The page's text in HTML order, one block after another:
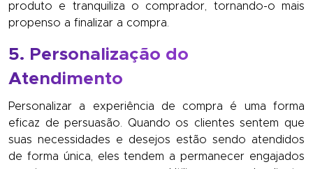
produto e tranquiliza o comprador, tornando-o mais
propenso a finalizar a compra.
5. Personalização do
Atendimento
Personalizar a experiência de compra é uma forma
eficaz de persuasão. Quando os clientes sentem que
suas necessidades e desejos estão sendo atendidos
de forma única, eles tendem a permanecer engajados